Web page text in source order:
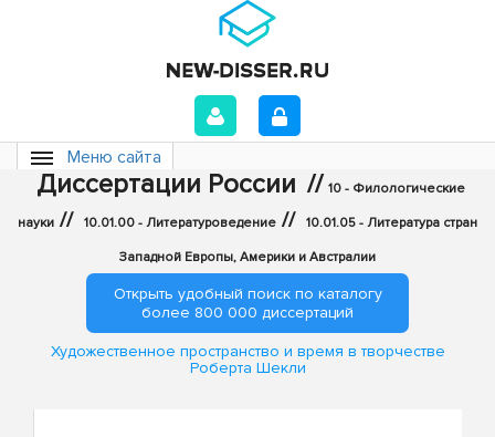
Меню сайта
Диссертации России // 10 - Филологические
науки // 10.01.00 - Литературоведение // 10.01.05 - Литература стран
Западной Европы, Америки и Австралии
Открыть удобный поиск по каталогу
более 800 000 диссертаций
Художественное пространство и время в творчестве
Роберта Шекли